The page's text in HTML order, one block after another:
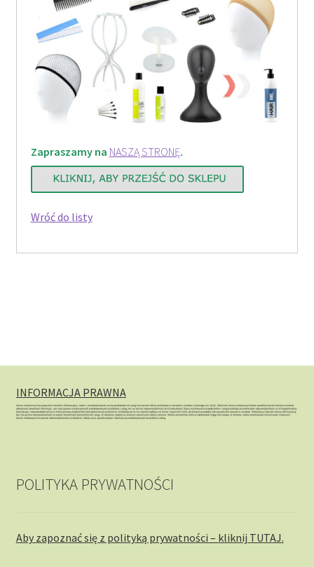
Zapraszamy na NASZĄ STRONĘ.
Wróć do listy
INFORMACJA PRAWNA
POLITYKA PRYWATNOŚCI
Aby zapoznać się z polityką prywatności – kliknij TUTAJ.